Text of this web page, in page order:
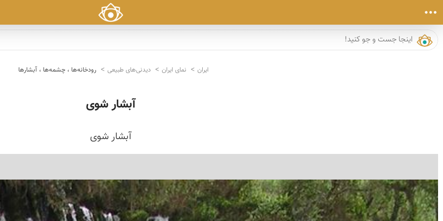
ایران نمای ایران دیدنی‌های طبیعی رودخانه‌ها ، چشمه‌ها ، آبشارها
آبشار شوی
آبشار شوی